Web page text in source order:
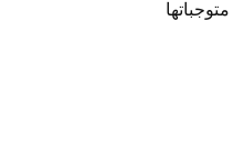
متوجباتها